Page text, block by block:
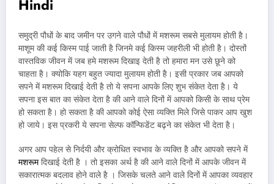
Hindi
समुद्री पौधों के बाद जमीन पर उगने वाले पौधों में मशरूम सबसे मुलायम होती है।
माशूम की कई किस्म पाई जाती है जिनमे कई किस्म जहरीली भी होती है। दोस्तों
वास्तविक जीवन में जब हमे मशरूम दिखाइ देती है तो हमारा मन उसे छूने को
चाहता है। क्योकि यहग बहुत ज्यादा मुलायम होती है। इसी प्रकार जब आपको
सपने में मशरूम दिखाई देती है तो ये सपना आपके लिए शुभ संकेत देता है। ये
सपना इस बात का संकेत देता है की आने वाले दिनों में आपको किसी के साथ प्रेम
हो सकता है। हो सकता है की आपको कोई ऐसा व्यक्ति मिले जिसे पाकर आप खुश
हो जाये। इस प्रकरी ये सपना सेल्फ कॉन्फिडेंट बढ्ने का संकेत भी देता है।
अगर आप पहेल से निर्दयी और क्रोधित स्वभाव के व्यक्ति है और आपको सपने में
मशरूमदिखाई देती है । तो इसका अर्थ है की आने वाले दिनों में आपके जीवन में
सकारात्मक बदलाव होने वाले है । जिसके चलते आने वाले दिनों में आपका व्यवहार